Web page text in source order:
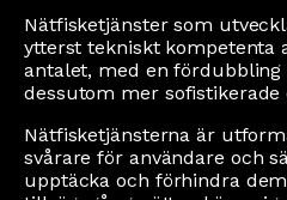
Nätfisketjänster som
ytterst tekniskt kompetenta
antalet, med en
dessutom mer sofistikerade
Nätfisketjänsterna är
svårare för användare och
upptäcka och förhindra